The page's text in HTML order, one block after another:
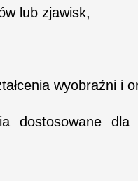
lub zjawisk,
wyobraźni i
dostosowane dla